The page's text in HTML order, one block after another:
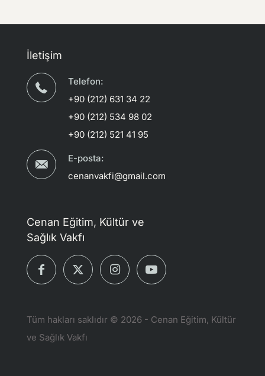
İletişim
Telefon:
+90 (212) 631 34 22
+90 (212) 534 98 02
+90 (212) 521 41 95
E-posta:
cenanvakfi@gmail.com
Cenan Eğitim, Kültür ve
Sağlık Vakfı
Tüm hakları saklıdır © 2026 - Cenan Eğitim, Kültür
ve Sağlık Vakfı